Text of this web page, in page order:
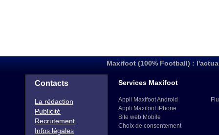
Maxifoot (100% Football) :
Contacts
La rédaction
Publicité
Recrutement
Infos légales
Services Maxifoot
Appli Maxifoot Android
Appli Maxifoot iPhone
Site web Mobile
Choix de consentement